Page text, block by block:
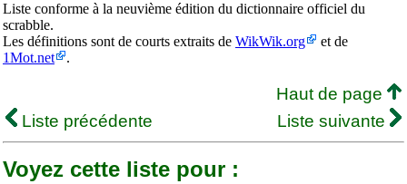
Liste conforme à la neuvième édition du dictionnaire officiel du
scrabble.
Les définitions sont de courts extraits de WikWik.org
et de
1Mot.net
.
Haut de page
Liste précédente
Liste suivante
Voyez cette liste pour :